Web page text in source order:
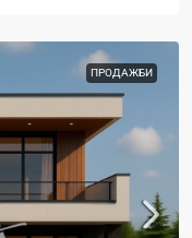
ПРОДАЖБИ